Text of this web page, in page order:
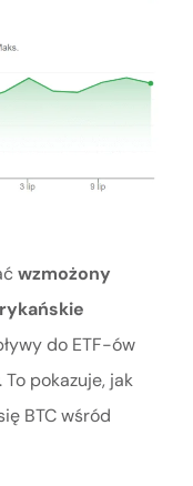
wzmożony
do ETF-ów
pokazuje, jak
BTC wśród